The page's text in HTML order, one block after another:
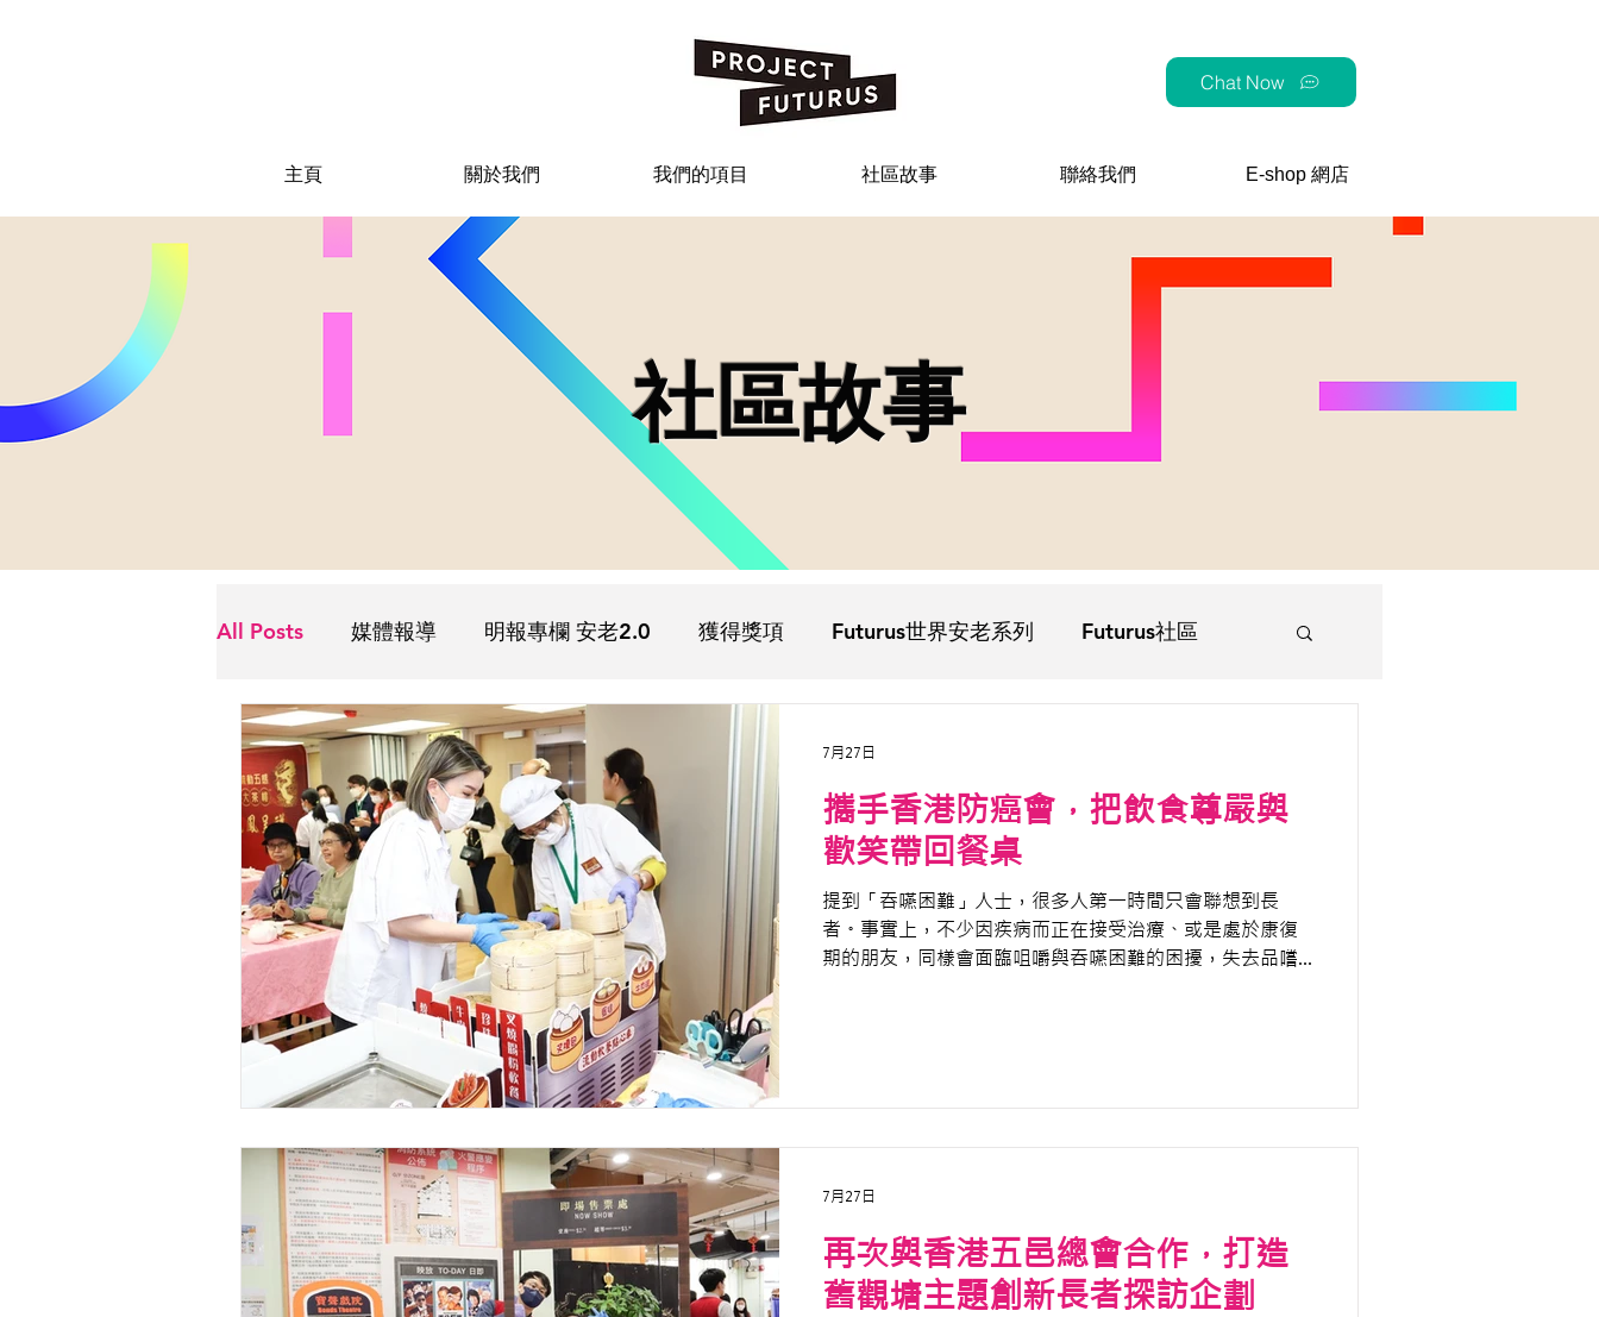
Chat Now
主頁 關於我們 我們的項目 社區故事 聯絡我們 E-shop 網店
社區故事
All Posts 媒體報導 明報專欄 安老2.0 獲得獎項 Futurus世界安老系列 Futurus社區
Futurus解密 Futurus抗疫 Futurus文化
攜手香港防癌會，把飲食尊嚴與
歡笑帶回餐桌
提到「吞嚥困難」人士，很多人第一時間只會聯想到長
者。事實上，不少因疾病而正在接受治療、或是處於康復
期的朋友，同樣會面臨咀嚼與吞嚥困難的困擾，失去品嚐
7月27日
再次與香港五邑總會合作，打造
舊觀塘主題創新長者探訪企劃
7月27日